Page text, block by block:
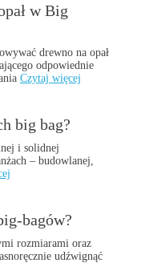
w Big
drewno na opał
odpowiednie
Czytaj więcej
big bag?
i solidnej
– budowlanej,
bagów?
rozmiarami oraz
udźwignąć